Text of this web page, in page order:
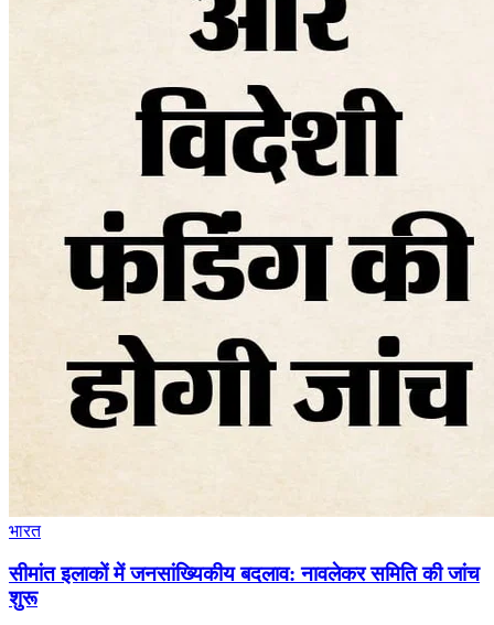
भारत
सीमांत इलाकों में जनसांख्यिकीय बदलाव: नावलेकर समिति की जांच
शुरू